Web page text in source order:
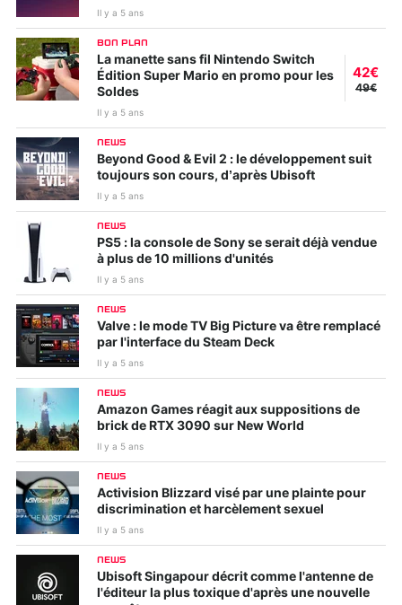
Il y a 5 ans
BON PLAN
La manette sans fil Nintendo Switch
Édition Super Mario en promo pour les
Soldes
Il y a 5 ans
42€
49€
NEWS
Beyond Good & Evil 2 : le développement suit
toujours son cours, d’après Ubisoft
Il y a 5 ans
NEWS
PS5 : la console de Sony se serait déjà vendue
à plus de 10 millions d'unités
Il y a 5 ans
NEWS
Valve : le mode TV Big Picture va être remplacé
par l'interface du Steam Deck
Il y a 5 ans
NEWS
Amazon Games réagit aux suppositions de
brick de RTX 3090 sur New World
Il y a 5 ans
NEWS
Activision Blizzard visé par une plainte pour
discrimination et harcèlement sexuel
Il y a 5 ans
NEWS
Ubisoft Singapour décrit comme l'antenne de
l'éditeur la plus toxique d'après une nouvelle